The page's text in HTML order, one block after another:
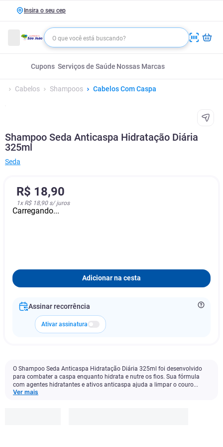
Insira o seu cep
Cupons Serviços de Saúde Nossas Marcas
Cabelos Shampoos Cabelos Com Caspa
Shampoo Seda Anticaspa Hidratação Diária
325ml
Seda
R$ 18,90
1x R$ 18,90s/ juros
Carregando...
Adicionar na cesta
Assinar recorrência
Ativar assinatura
O Shampoo Seda Anticaspa Hidratação Diária 325ml foi desenvolvido
para combater a caspa enquanto hidrata e nutre os fios. Sua fórmula
com agentes hidratantes e ativos anticaspa ajuda a limpar o couro...
Ver mais